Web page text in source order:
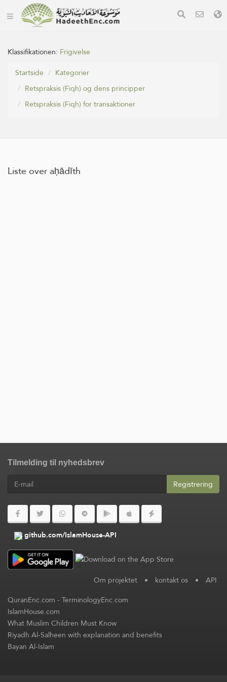
Klassifikationen: Frigivelse
Startside
Kategorier
Retspraksis (Fiqh) og dens principper
Retspraksis (Fiqh) for transaktioner
Liste over aḥādīth
Tilmelding til nyhedsbrev
Registrering
github.com/IslamHouse-API
Om projektet • kontakt os • API
QuranEnc.com-TerminologyEnc.com
IslamHouse.com
What Muslim Children Must Know
Riyadh Al-Salheen with explanation and benefits
Bayan Al-Islam